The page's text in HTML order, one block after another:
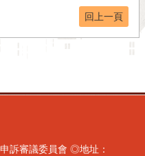
回上一頁
訴審議委員會 ◎地址：